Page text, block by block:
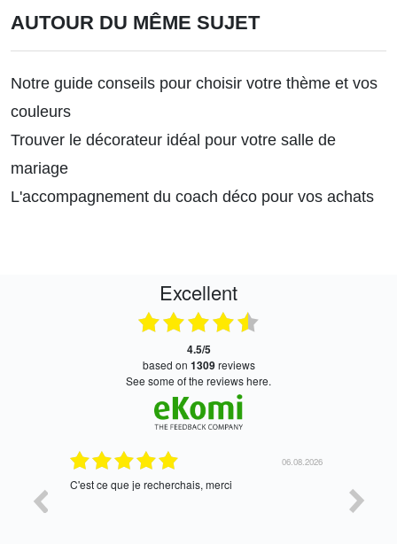
AUTOUR DU MÊME SUJET
Notre guide conseils pour choisir votre thème et vos
couleurs
Trouver le décorateur idéal pour votre salle de
mariage
L'accompagnement du coach déco pour vos achats
Excellent
4.5/5
based on 1309reviews
see some of the reviews here.
06.08.2026
C'est ce que je recherchais, merci